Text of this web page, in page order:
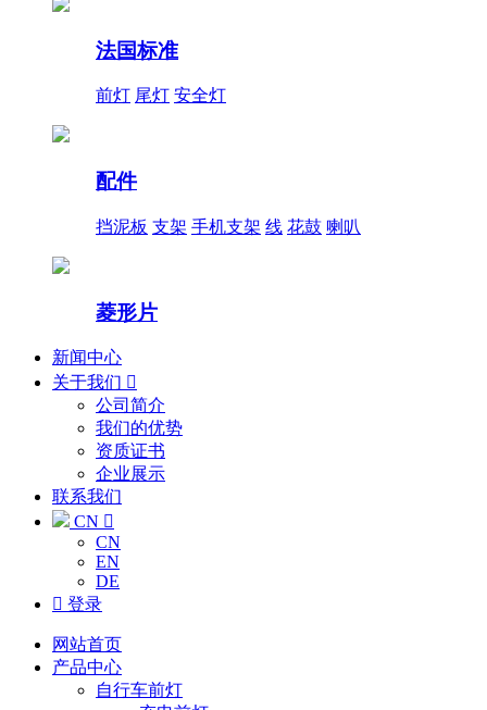
法国标准
前灯 尾灯 安全灯
配件
挡泥板 支架 手机支架 线 花鼓 喇叭
菱形片
新闻中心
关于我们 
公司简介
我们的优势
资质证书
企业展示
联系我们
CN 
CN
EN
DE
 登录
网站首页
产品中心
自行车前灯